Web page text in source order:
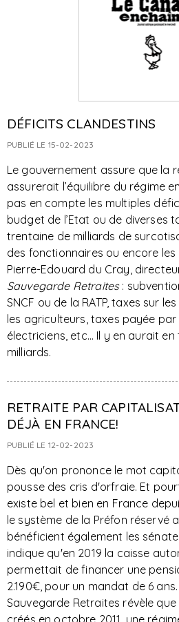
DÉFICITS CLANDESTINS
PUBLIÉ LE 15-02-2023
Le gouvernement assure que la
assurerait l’équilibre du régime
pas en compte les multiples
budget de l’Etat ou de diverses
trentaine de milliards de
des fonctionnaires ou encore
Pierre-Edouard du Cray,
Sauvegarde Retraites:
SNCF ou de la RATP, taxes sur
les agriculteurs, taxes payée
électriciens, etc… Il y en aurait
milliards.
RETRAITE PAR
DÉJÀ EN FRANCE!
PUBLIÉ LE 12-02-2023
Dès qu'on prononce le mot
pousse des cris d'orfraie. Et
existe bel et bien en France
le système de la Préfon réservé
bénéficient également les
indique qu'en 2019 la caisse
permettait de financer une
2.190€, pour un mandat de 6
Sauvegarde Retraites révèle
créés en octobre 2011, une